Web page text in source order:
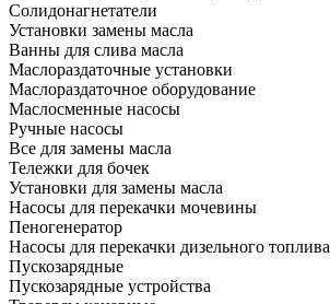
Солидонагнетатели
Установки замены масла
Ванны для слива масла
Маслораздаточные установки
Маслораздаточное оборудование
Маслосменные насосы
Ручные насосы
Все для замены масла
Тележки для бочек
Установки для замены масла
Насосы для перекачки мочевины
Пеногенератор
Насосы для перекачки дизельного топлива
Пускозарядные
Пускозарядные устройства